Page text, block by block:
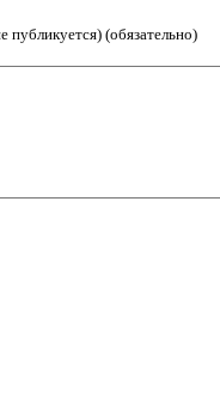
публикуется) (обязательно)